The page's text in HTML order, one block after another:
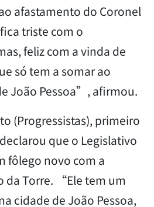
afastamento do Coronel
triste com o
feliz com a vinda de
só tem a somar ao
João Pessoa”, afirmou.
(Progressistas), primeiro
que o Legislativo
fôlego novo com a
da Torre. “Ele tem um
cidade de João Pessoa,